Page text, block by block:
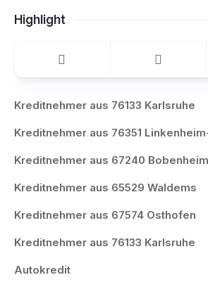
Highlight
Kreditnehmer aus 76133 Karlsruhe
Kreditnehmer aus 76351
Kreditnehmer aus 67240
Kreditnehmer aus 65529 Waldems
Kreditnehmer aus 67574 Osthofen
Kreditnehmer aus 76133 Karlsruhe
Autokredit